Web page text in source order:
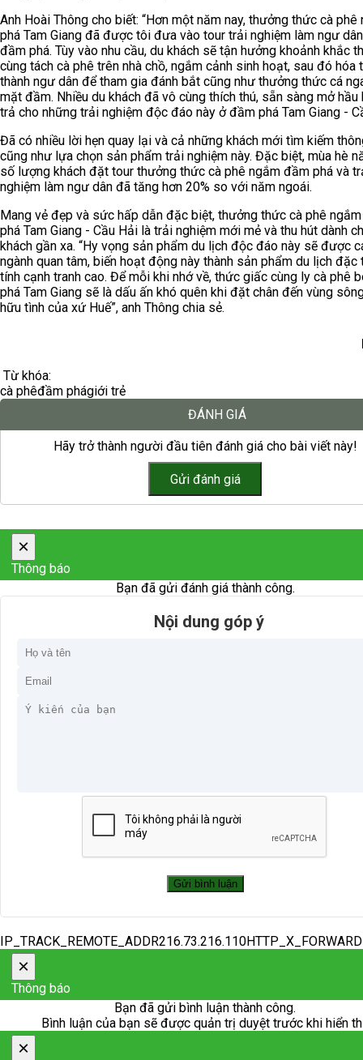
Anh Hoài Thông cho biết: “Hơn một năm nay, thưởng thức cà phê
phá Tam Giang đã được tôi đưa vào tour trải nghiệm làm ngư
đầm phá. Tùy vào nhu cầu, du khách sẽ tận hưởng khoảnh khắc
cùng tách cà phê trên nhà chồ, ngắm cảnh sinh hoạt, sau đó hóa
thành ngư dân để tham gia đánh bắt cũng như thưởng thức cá
mặt đầm. Nhiều du khách đã vô cùng thích thú, sẵn sàng mở hầu
trả cho những trải nghiệm độc đáo này ở đầm phá Tam Giang -
Đã có nhiều lời hẹn quay lại và cả những khách mới tìm kiếm
cũng như lựa chọn sản phẩm trải nghiệm này. Đặc biệt, mùa hè
số lượng khách đặt tour thưởng thức cà phê ngắm đầm phá và
nghiệm làm ngư dân đã tăng hơn 20% so với năm ngoái.
Mang vẻ đẹp và sức hấp dẫn đặc biệt, thưởng thức cà phê
phá Tam Giang - Cầu Hải là trải nghiệm mới mẻ và thu hút dành
khách gần xa. “Hy vọng sản phẩm du lịch độc đáo này sẽ được
ngành quan tâm, biến hoạt động này thành sản phẩm du lịch đặc
tính cạnh tranh cao. Để mỗi khi nhớ về, thức giấc cùng ly cà phê
phá Tam Giang sẽ là dấu ấn khó quên khi đặt chân đến vùng
hữu tình của xứ Huế”, anh Thông chia sẻ.
Từ khóa:
cà phêđầm phágiới trẻ
ĐÁNH GIÁ
Hãy trở thành người đầu tiên đánh giá cho bài viết này!
×
Thông báo
Bạn đã gửi đánh giá thành công.
Nội dung góp ý
×
Thông báo
Bạn đã gửi bình luận thành công.
Bình luận của bạn sẽ được quản trị duyệt trước khi hiển
×